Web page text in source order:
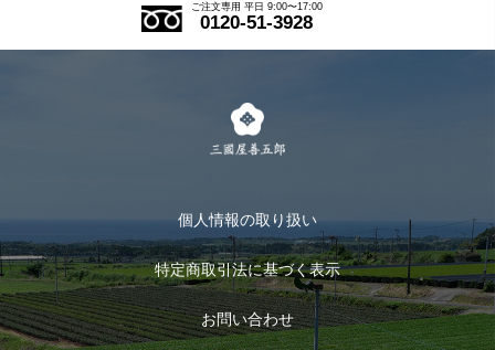
式部の香りシリーズ
お茶のギフト
おすすめのお茶
お茶に合うスイーツ
ログイン
ログアウト
ご注文専用 平日 9:00〜17:00
0120-51-3928
個人情報の取り扱い
特定商取引法に基づく表示
お問い合わせ